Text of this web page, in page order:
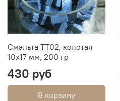
Смальта TT02, колотая
10х17 мм, 200 гр
430 руб
В корзину